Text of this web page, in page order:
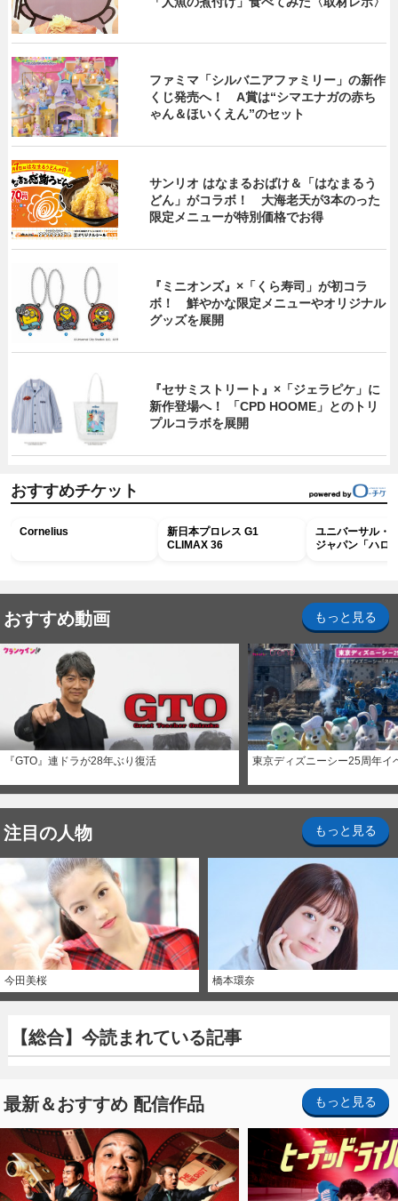
ファミマ「シルバニアファミリー」の新作
くじ発売へ！ A賞は“シマエナガの赤ち
ゃん＆ほいくえん”のセット
サンリオ はなまるおばけ＆「はなまるう
どん」がコラボ！ 大海老天が3本のった
限定メニューが特別価格でお得
『ミニオンズ』×「くら寿司」が初コラ
ボ！ 鮮やかな限定メニューやオリジナル
グッズを展開
『セサミストリート』×「ジェラピケ」に
新作登場へ！ 「CPD HOOME」とのトリ
プルコラボを展開
おすすめチケット
Cornelius
新日本プロレス G1
CLIMAX 36
ユニバーサル・
ジャパン「ハロ
おすすめ動画 もっと見る
『GTO』連ドラが28年ぶり復活 東京ディズニーシー25周年イ
注目の人物 もっと見る
今田美桜 橋本環奈
【総合】今読まれている記事
最新＆おすすめ 配信作品 もっと見る